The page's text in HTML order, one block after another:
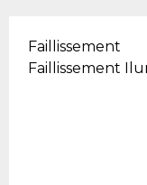
Faillissement
Faillissement